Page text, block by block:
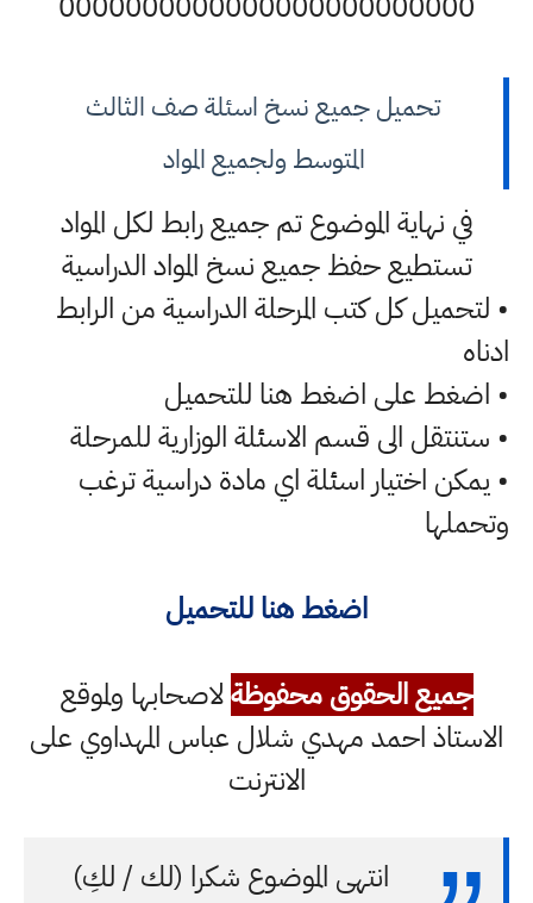
تحميل جميع نسخ اسئلة صف الثالث
المتوسط ولجميع المواد
في نهاية الموضوع تم جميع رابط لكل المواد
تستطيع حفظ جميع نسخ المواد الدراسية
• لتحميل كل كتب المرحلة الدراسية من الرابط
ادناه
• اضغط على اضغط هنا للتحميل
• ستنتقل الى قسم الاسئلة الوزارية للمرحلة
• يمكن اختيار اسئلة اي مادة دراسية ترغب
وتحملها
اضغط هنا للتحميل
جميع الحقوق محفوظةلاصحابها ولموقع
الاستاذ احمد مهدي شلال عباس المهداوي على
الانترنت
انتهى الموضوع شكرا (لك / لكِ)